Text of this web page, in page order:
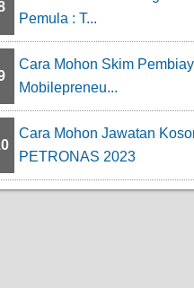
Pemula : T...
Cara Mohon Skim
Mobilepreneu...
Cara Mohon Jawatan
PETRONAS 2023